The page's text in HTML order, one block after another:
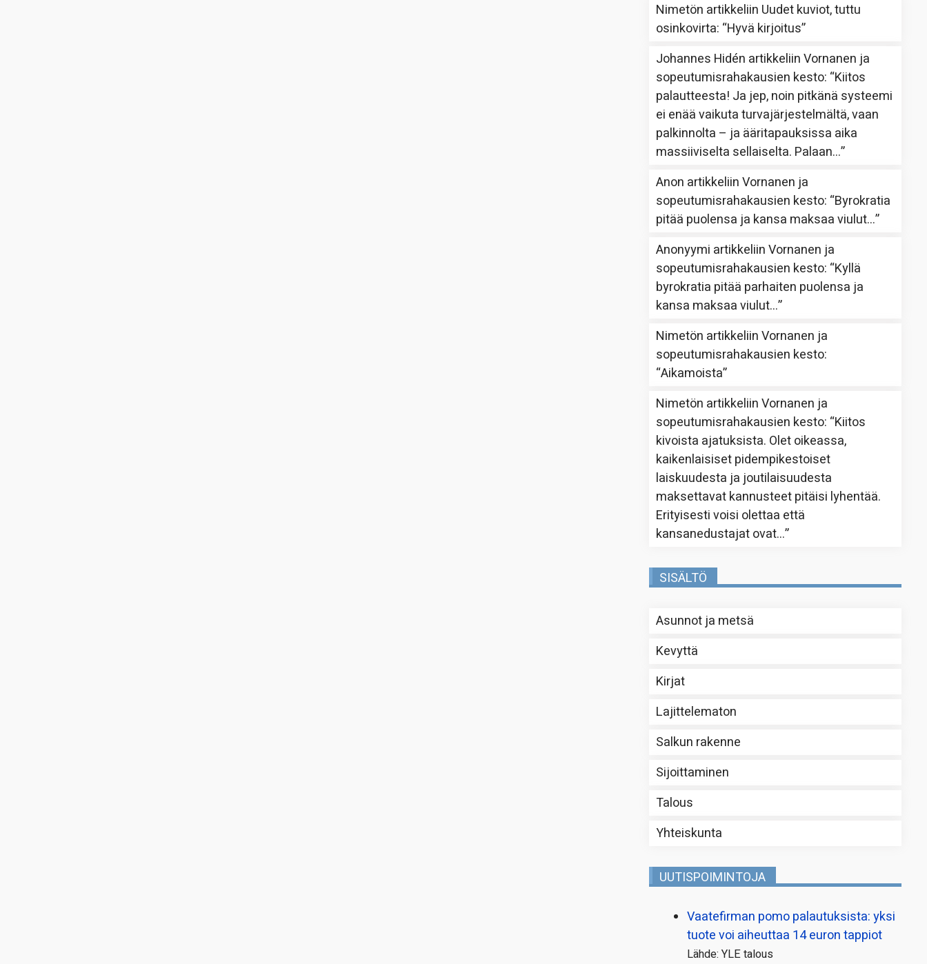
Nimetön artikkeliin Uudet kuviot, tuttu
osinkovirta: “Hyvä kirjoitus”
Johannes Hidén artikkeliinVornanen ja
sopeutumisrahakausien kesto: “Kiitos
palautteesta! Ja jep, noin pitkänä systeemi
ei enää vaikuta turvajärjestelmältä, vaan
palkinnolta – ja ääritapauksissa aika
massiiviselta sellaiselta. Palaan…”
Anon artikkeliinVornanen ja
sopeutumisrahakausien kesto: “Byrokratia
pitää puolensa ja kansa maksaa viulut…”
Anonyymi artikkeliinVornanen ja
sopeutumisrahakausien kesto: “Kyllä
byrokratia pitää parhaiten puolensa ja
kansa maksaa viulut…”
Nimetön artikkeliinVornanen ja
sopeutumisrahakausien kesto:
“Aikamoista”
Nimetön artikkeliinVornanen ja
sopeutumisrahakausien kesto: “Kiitos
kivoista ajatuksista. Olet oikeassa,
kaikenlaisiset pidempikestoiset
laiskuudesta ja joutilaisuudesta
maksettavat kannusteet pitäisi lyhentää.
Erityisesti voisi olettaa että
kansanedustajat ovat…”
SISÄLTÖ
Asunnot ja metsä
Kevyttä
Kirjat
Lajittelematon
Salkun rakenne
Sijoittaminen
Talous
Yhteiskunta
UUTISPOIMINTOJA
Vaatefirman pomo palautuksista: yksi
tuote voi aiheuttaa 14 euron tappiot
Lähde: YLE talous